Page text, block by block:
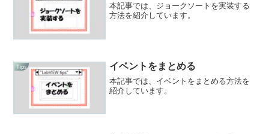
本記事では、ジョークソートを実装する
方法を紹介しています。
Tips イベントをまとめる
本記事では、イベントをまとめる方法を
紹介しています。